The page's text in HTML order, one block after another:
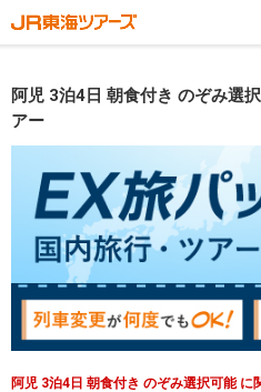
阿児 3泊4日 朝食付き のぞみ選
アー
阿児 3泊4日 朝食付き のぞみ選択可能